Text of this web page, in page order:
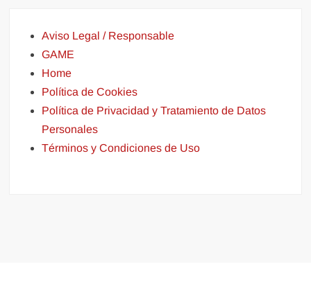
Aviso Legal / Responsable
GAME
Home
Política de Cookies
Política de Privacidad y Tratamiento de Datos
Personales
Términos y Condiciones de Uso